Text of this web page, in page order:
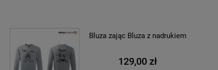
Bluza zając Bluza z nadrukiem
129,00 zł